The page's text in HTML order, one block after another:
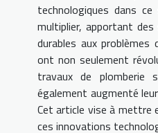
technologiques dans
multiplier, apportant
durables aux problèmes
ont non seulement
travaux de
également augmenté
Cet article vise à mettre
ces innovations